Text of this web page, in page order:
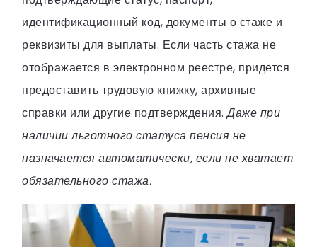
идентификационный код, документы о стаже и
реквизиты для выплаты. Если часть стажа не
отображается в электронном реестре, придется
предоставить трудовую книжку, архивные
справки или другие подтверждения.Даже при
наличии льготного статуса пенсия не
назначается автоматически, если не хватает
обязательного стажа.